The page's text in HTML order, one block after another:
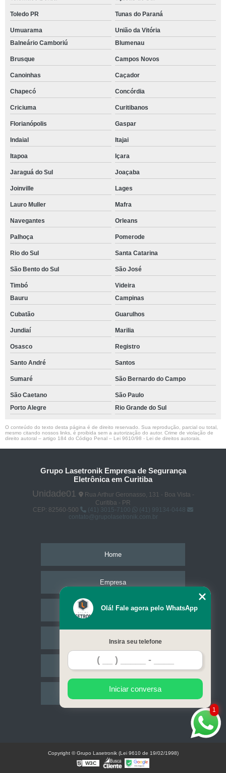
Toledo PR Tunas do Paraná
Umuarama
União da Vitória
Balneário Camboriú
Blumenau
Brusque Campos Novos
Canoinhas Caçador
Chapecó Concórdia
Criciuma Curitibanos
Florianópolis Gaspar
Indaial Itajai
Itapoa Içara
Jaraguá do Sul Joaçaba
Joinville Lages
Lauro Muller Mafra
Navegantes Orleans
Palhoça Pomerode
Rio do Sul Santa Catarina
São Bento do Sul São José
Timbó
Videira
Bauru
Campinas
Cubatão Guarulhos
Jundiaí Marilia
Osasco Registro
Santo André Santos
Sumaré São Bernardo do Campo
São Caetano
São Paulo
Porto Alegre
Rio Grande do Sul
O conteúdo do texto desta página é de direito reservado. Sua reprodução, parcial ou total,
mesmo citando nossos links, é proibida sem a autorização do autor. Crime de violação de
direito autoral – artigo 184 do Código Penal – Lei 9610/98 - Lei de direitos autorais
Grupo Lasetronik Empresa de Segurança
Eletrônica em Curitiba
Unidade01
Rua Arthur Geronasso, 131 - Boa Vista -
Curitiba - PR
CEP: 82560-500
(41) 3015-7100
(41) 99134-0448
contato@grupolasetronik.com.br
Home
Empresa
Missão
Serviços
Contato
Mapa do site
1
Olá! Fale agora pelo WhatsApp
Insira seu telefone
Iniciar conversa
Copyright © Grupo Lasetronik (Lei 9610 de 19/02/1998)
W3C